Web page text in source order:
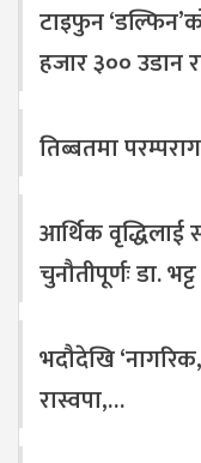
टाइफुन
हजार ३०० उडान
तिब्बतमा
आर्थिक
चुनौतीपूर्णः डा. भट्ट
भदौदेखि
रास्वपा,…